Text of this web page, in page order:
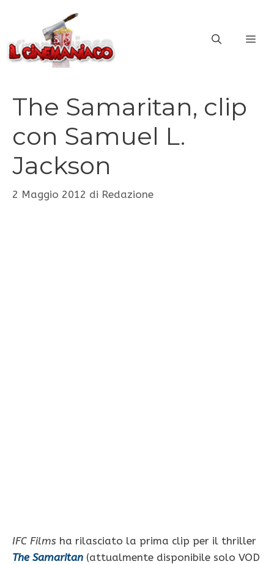
contenuto
The Samaritan, clip
con Samuel L.
Jackson
2 Maggio 2012 di Redazione
IFC Films ha rilasciato la prima clip per il thriller
The Samaritan (attualmente disponibile solo VOD